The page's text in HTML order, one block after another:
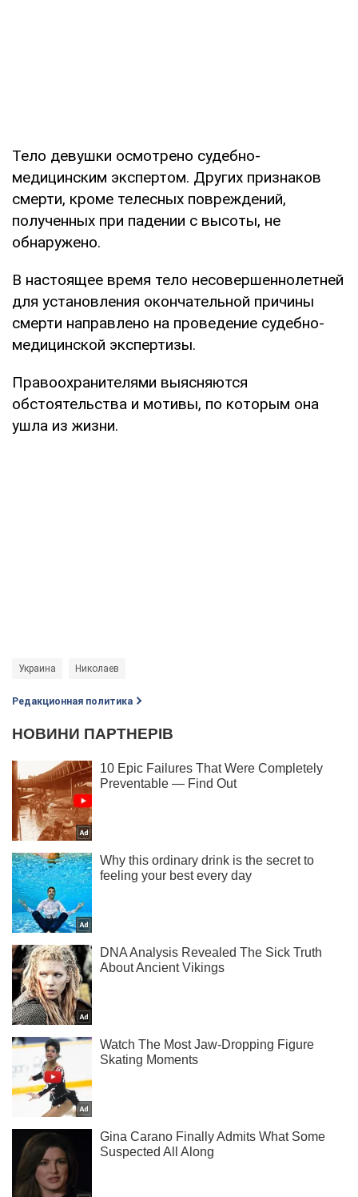
Тело девушки осмотрено судебно-
медицинским экспертом. Других признаков
смерти, кроме телесных повреждений,
полученных при падении с высоты, не
обнаружено.
В настоящее время тело несовершеннолетней
для установления окончательной причины
смерти направлено на проведение судебно-
медицинской экспертизы.
Правоохранителями выясняются
обстоятельства и мотивы, по которым она
ушла из жизни.
Украина Николаев
Редакционная политика